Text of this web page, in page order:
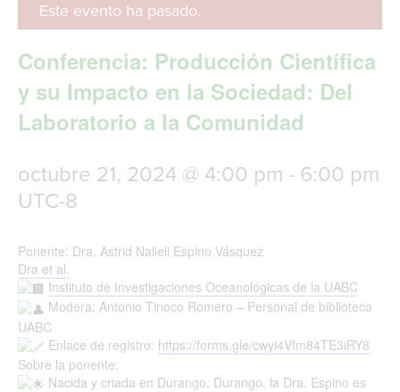
Este evento ha pasado.
Conferencia: Producción Científica
y su Impacto en la Sociedad: Del
Laboratorio a la Comunidad
octubre 21, 2024 @ 4:00 pm - 6:00 pm
UTC-8
Ponente: Dra. Astrid Nalleli Espino Vásquez
Dra et al.
Instituto de Investigaciones Oceanológicas de la UABC
Modera: Antonio Tinoco Romero – Personal de biblioteca
UABC
Enlace de registro: https://forms.gle/cwyi4Vfm84TE3iRY8
Sobre la ponente:
Nacida y criada en Durango, Durango, la Dra. Espino es